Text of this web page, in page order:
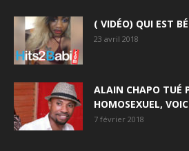
( VIDÉO) QUI EST
23 avril 2018
ALAIN CHAPO TUÉ
HOMOSEXUEL,
7 février 2018